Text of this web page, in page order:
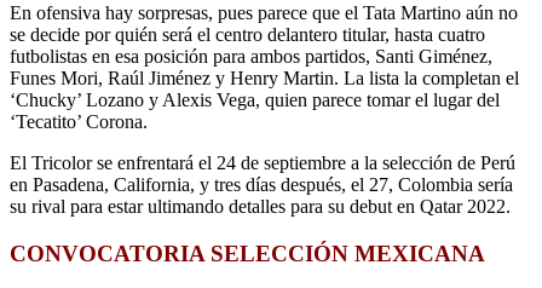
En ofensiva hay sorpresas, pues parece que el Tata Martino aún no
se decide por quién será el centro delantero titular, hasta cuatro
futbolistas en esa posición para ambos partidos, Santi Giménez,
Funes Mori, Raúl Jiménez y Henry Martin. La lista la completan el
‘Chucky’ Lozano y Alexis Vega, quien parece tomar el lugar del
‘Tecatito’ Corona.
El Tricolor se enfrentará el 24 de septiembre a la selección de Perú
en Pasadena, California, y tres días después, el 27, Colombia sería
su rival para estar ultimando detalles para su debut en Qatar 2022.
CONVOCATORIA SELECCIÓN MEXICANA